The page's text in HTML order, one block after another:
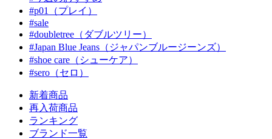
#p01（プレイ）
#sale
#doubletree（ダブルツリー）
#Japan Blue Jeans（ジャパンブルージーンズ）
#shoe care（シューケア）
#sero（セロ）
新着商品
再入荷商品
ランキング
ブランド一覧